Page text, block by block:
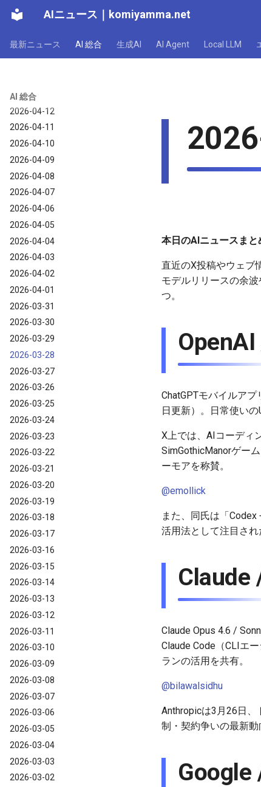
AIニュース komiyamma.net
最新ニュース AI 総合 生成AI AI Agent Local LLM
AI 総合
2026-04-18
2026-04-16
2026-04-13
2026-04-12
2026-04-11
2026-04-10
2026-04-09
2026-04-08
2026-04-07
2026-04-06
2026-04-05
2026-04-04
2026-04-03
2026-04-02
2026-04-01
2026-03-31
2026-03-30
2026-03-29
2026-03-28
2026-03-27
2026-03-26
2026-03-25
2026-03-24
2026-03-23
2026-03-22
2026-03-21
2026-03-20
2026-03-19
2026-03-18
2026-03-17
2026-03-16
2026-03-15
2026-03-14
2026-03-13
2026-03-12
2026-03-11
2026-03-10
2026-03-09
2026-03-08
2026-03-07
2026-03-06
2026-03-05
2026-03-04
2026-03-03
2026-03-02
本日のAIニュースまと
直近のX投稿やウェブ
モデルリリースの余
つ。
ChatGPTモバイルア
日更新）。日常使いの
X上では、AIコーディ
SimGothicManorゲー
ーモアを称賛。
@emollick
また、同氏は「
活用法として注目され
Claude
Claude Opus 4.6 /
Claude Code（CLIエ
ランの活用を共有。
@bilawalsidhu
Anthropicは3月26日
制・契約争いの最新動